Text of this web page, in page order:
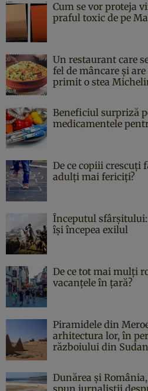
Cum se vor proteja
praful toxic de pe
Un restaurant care
fel de mâncare și
primit o stea
Beneficiul surpriză
medicamentele
De ce copiii crescuți
adulți mai fericiți?
Începutul sfârşitului:
îşi începea exilul
De ce tot mai mulți
vacanțele în țară?
Piramidele din
arhitectura lor, în
războiului din Sudan
Dunărea și
spun jurnaliștii